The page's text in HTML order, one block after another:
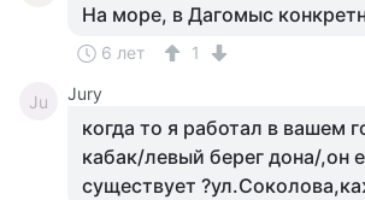
На море, в Дагомыс
6 лет 1
Ju Jury
когда то я работал в вашем
кабак/левый берег дона/,он
существует